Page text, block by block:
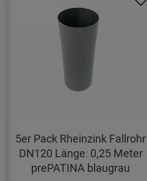
5er Pack Rheinzink Fallrohr
DN120 Länge: 0,25 Meter
prePATINA blaugrau